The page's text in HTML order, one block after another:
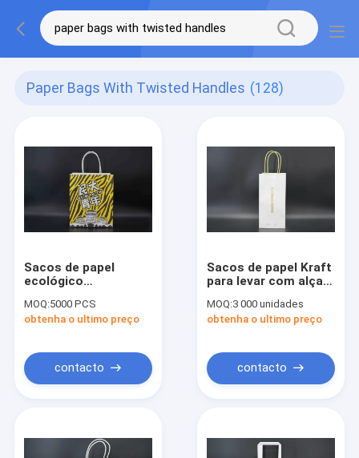
Paper Bags With Twisted Handles (128)
Sacos de papel
ecológico
alças torcidas Negro
sustentável
MOQ:5000 PCS
obtenha o ultimo preço
contacto
Sacos de papel Kraft
para levar com alças
papel de xícara única
MOQ:3 000 unidades
obtenha o ultimo preço
contacto